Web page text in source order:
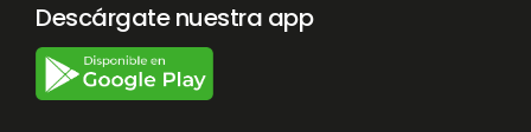
Descárgate nuestra app